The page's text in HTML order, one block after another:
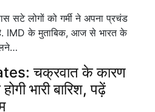
लोगों को गर्मी ने अपना प्रचंड
IMD के मुताबिक, आज से भारत के
चक्रवात के कारण
भारी बारिश, पढ़ें